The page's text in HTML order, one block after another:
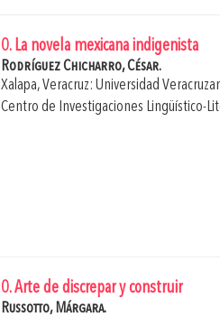
0. La novela mexicana indigenista
Rodríguez Chicharro, César.
Xalapa, Veracruz: Universidad
Centro de Investigaciones Lingüístico-
0. Arte de discrepar y construir
Russotto, Márgara.